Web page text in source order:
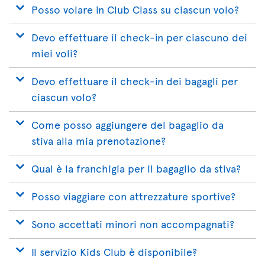
Posso volare in Club Class su ciascun volo?
Devo effettuare il check-in per ciascuno dei
miei voli?
Devo effettuare il check-in dei bagagli per
ciascun volo?
Come posso aggiungere del bagaglio da
stiva alla mia prenotazione?
Qual è la franchigia per il bagaglio da stiva?
Posso viaggiare con attrezzature sportive?
Sono accettati minori non accompagnati?
Il servizio Kids Club è disponibile?